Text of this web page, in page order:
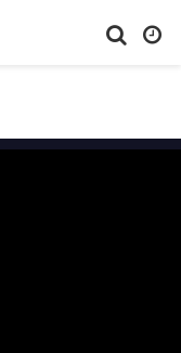
短剧大全 体育